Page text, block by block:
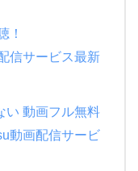
！
信サービス最新
い 動画フル無料
動画配信サービ